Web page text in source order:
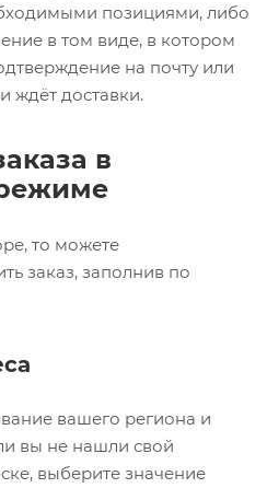
позициями, либо
в том виде, в котором
на почту или
ждёт доставки.
в
то можете
заказ, заполнив по
вашего региона и
вы не нашли свой
выберите значение